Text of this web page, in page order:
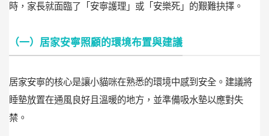
時，家長就面臨了「安寧護理」或「安樂死」的艱難抉擇。
（一）居家安寧照顧的環境布置與建議
居家安寧的核心是讓小貓咪在熟悉的環境中感到安全。建議將
睡墊放置在通風良好且溫暖的地方，並準備吸水墊以應對失
禁。